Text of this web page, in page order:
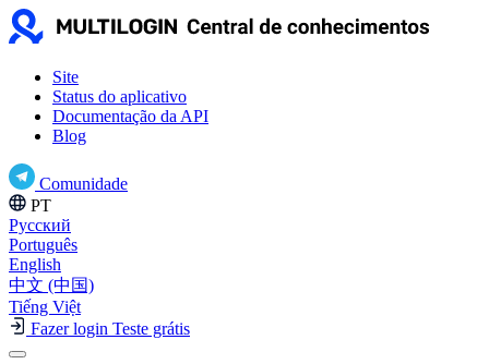
Site
Status do aplicativo
Documentação da API
Blog
Comunidade
PT
Русский
Português
English
中文 (中国)
Tiếng Việt
Fazer login Teste grátis